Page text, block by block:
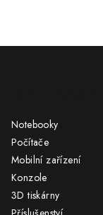
Notebooky
Počítače
Mobilní zařízení
Konzole
3D tiskárny